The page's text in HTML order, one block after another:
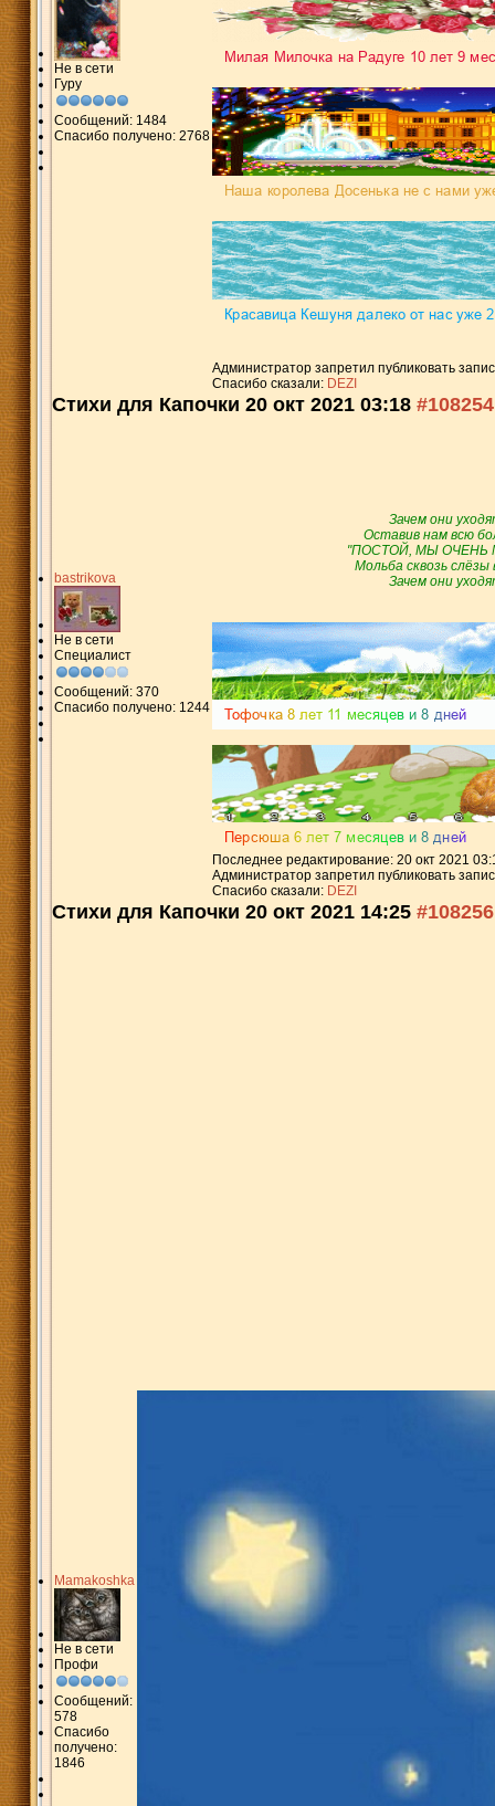
Не в сети
Гуру
Сообщений: 1484
Спасибо получено: 2768
Администратор запретил публиковать
Спасибо сказали: DEZI
Стихи для Капочки 20 окт 2021 03:18 #108254
bastrikova
Не в сети
Специалист
Сообщений: 370
Спасибо получено: 1244
Зачем они
Оставив нам всю
"ПОСТОЙ, МЫ ОЧЕНЬ
Мольба сквозь слёзы
Зачем они
Последнее редактирование: 20 окт 2021
Администратор запретил публиковать
Спасибо сказали: DEZI
Стихи для Капочки 20 окт 2021 14:25 #108256
Mamakoshka
Не в сети
Профи
Сообщений:
578
Спасибо
получено:
1846